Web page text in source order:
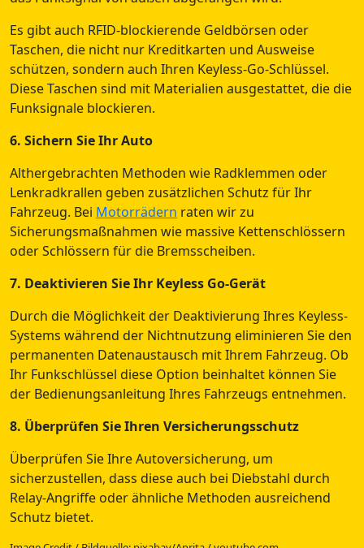
Es gibt auch RFID-blockierende Geldbörsen oder
Taschen, die nicht nur Kreditkarten und Ausweise
schützen, sondern auch Ihren Keyless-Go-Schlüssel.
Diese Taschen sind mit Materialien ausgestattet, die die
Funksignale blockieren.
6. Sichern Sie Ihr Auto
Althergebrachten Methoden wie Radklemmen oder
Lenkradkrallen geben zusätzlichen Schutz für Ihr
Fahrzeug. Bei Motorrädern raten wir zu
Sicherungsmaßnahmen wie massive Kettenschlössern
oder Schlössern für die Bremsscheiben.
7. Deaktivieren Sie Ihr Keyless Go-Gerät
Durch die Möglichkeit der Deaktivierung Ihres Keyless-
Systems während der Nichtnutzung eliminieren Sie den
permanenten Datenaustausch mit Ihrem Fahrzeug. Ob
Ihr Funkschlüssel diese Option beinhaltet können Sie
der Bedienungsanleitung Ihres Fahrzeugs entnehmen.
8. Überprüfen Sie Ihren Versicherungsschutz
Überprüfen Sie Ihre Autoversicherung, um
sicherzustellen, dass diese auch bei Diebstahl durch
Relay-Angriffe oder ähnliche Methoden ausreichend
Schutz bietet.